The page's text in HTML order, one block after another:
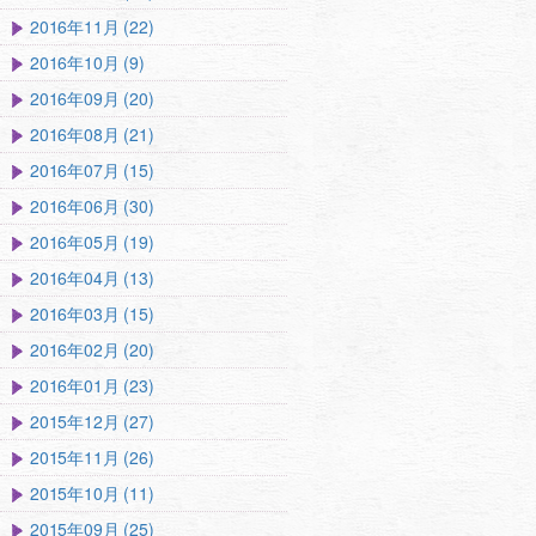
2016年11月 (22)
2016年10月 (9)
2016年09月 (20)
2016年08月 (21)
2016年07月 (15)
2016年06月 (30)
2016年05月 (19)
2016年04月 (13)
2016年03月 (15)
2016年02月 (20)
2016年01月 (23)
2015年12月 (27)
2015年11月 (26)
2015年10月 (11)
2015年09月 (25)